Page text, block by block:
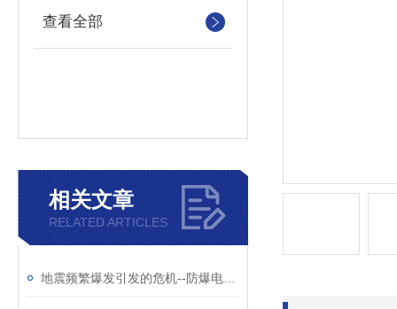
查看全部
相关文章
RELATED ARTICLES